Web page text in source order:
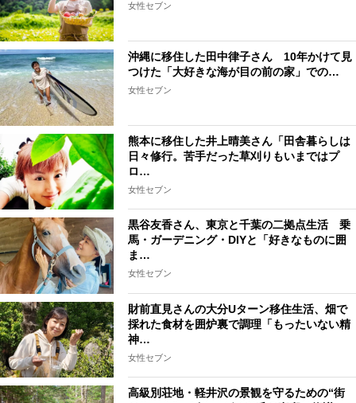
女性セブン
沖縄に移住した田中律子さん 10年かけて見
つけた「大好きな海が目の前の家」での…
女性セブン
熊本に移住した井上晴美さん「田舎暮らしは
日々修行。苦手だった草刈りもいまではプ
ロ…
女性セブン
黒谷友香さん、東京と千葉の二拠点生活 乗
馬・ガーデニング・DIYと「好きなものに囲
ま…
女性セブン
財前直見さんの大分Uターン移住生活、畑で
採れた食材を囲炉裏で調理「もったいない精
神…
女性セブン
高級別荘地・軽井沢の景観を守るための“街